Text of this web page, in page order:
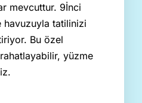
mevcuttur. 9İnci
havuzuyla tatilinizi
Bu özel
yüzme